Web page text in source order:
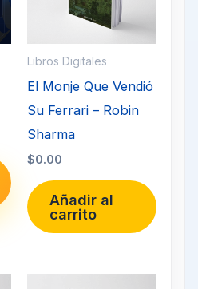
Libros Digitales
El Monje Que Vendió
Su Ferrari – Robin
Sharma
$0.00
Añadir al
carrito